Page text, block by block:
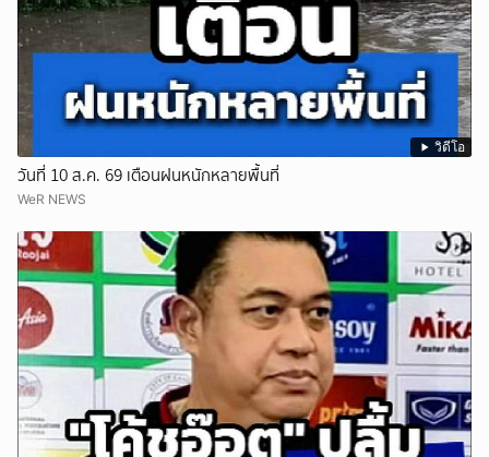
วิดีโอ
วันที่ 10 ส.ค. 69 เตือนฝนหนักหลายพื้นที่
WeR NEWS